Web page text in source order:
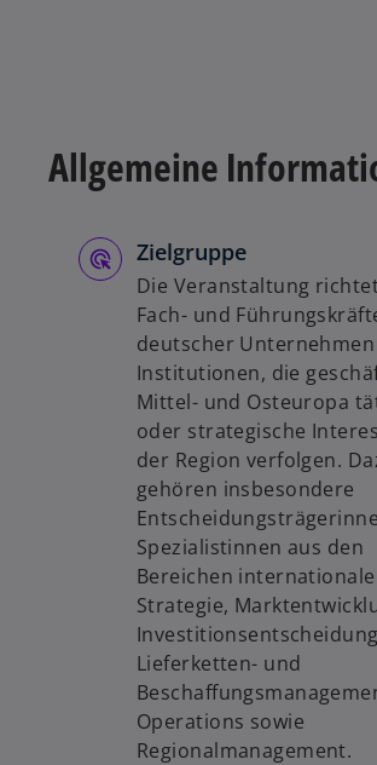
Allgemeine
Zielgruppe
Die Veranstaltung
Fach- und
deutscher
Institutionen, die
Mittel- und Osteuropa
oder strategische
der Region verfolgen.
gehören insbesondere
Spezialistinnen aus den
Bereichen internationale
Strategie,
Lieferketten- und
Operations sowie
Regionalmanagement.